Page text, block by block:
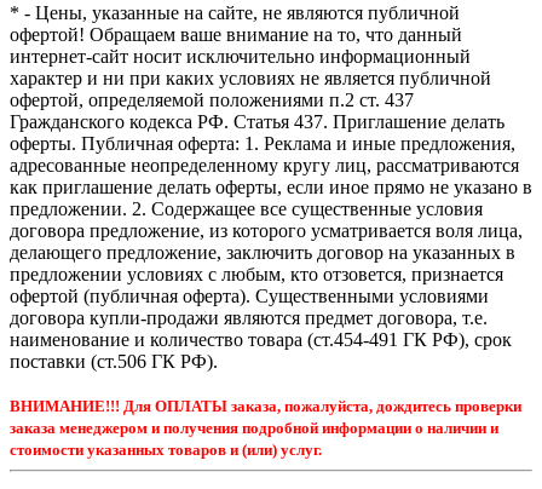
* - Цены, указанные на сайте, не являются публичной
офертой! Обращаем ваше внимание на то, что данный
интернет-сайт носит исключительно информационный
характер и ни при каких условиях не является публичной
офертой, определяемой положениями п.2 ст. 437
Гражданского кодекса РФ. Статья 437. Приглашение делать
оферты. Публичная оферта: 1. Реклама и иные предложения,
адресованные неопределенному кругу лиц, рассматриваются
как приглашение делать оферты, если иное прямо не указано в
предложении. 2. Содержащее все существенные условия
договора предложение, из которого усматривается воля лица,
делающего предложение, заключить договор на указанных в
предложении условиях с любым, кто отзовется, признается
офертой (публичная оферта). Существенными условиями
договора купли-продажи являются предмет договора, т.е.
наименование и количество товара (ст.454-491 ГК РФ), срок
поставки (ст.506 ГК РФ).
ВНИМАНИЕ!!! Для ОПЛАТЫ заказа, пожалуйста, дождитесь проверки
заказа менеджером и получения подробной информации о наличии и
стоимости указанных товаров и (или) услуг.